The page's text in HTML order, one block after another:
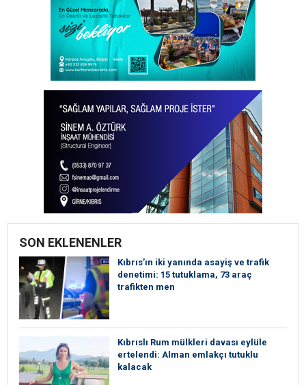
SON EKLENENLER
Kıbrıs’ın iki yanında asayiş ve trafik
denetimi: 15 tutuklama, 73 araç
trafikten men
Kıbrıslı Rum mülkleri davası eylüle
ertelendi: Alman emlakçı tutuklu
kalacak